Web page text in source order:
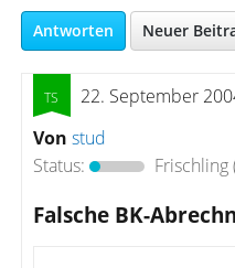
Antworten Neuer
22. September
Von stud
Status:
Frischling
Falsche BK-